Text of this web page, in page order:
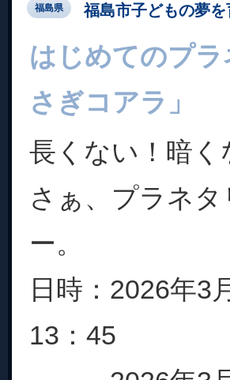
福島県 福島市子どもの夢
はじめてのプ
さぎコアラ」
長くない！暗
さぁ、プラネ
ー。
日時：2026年
13：45